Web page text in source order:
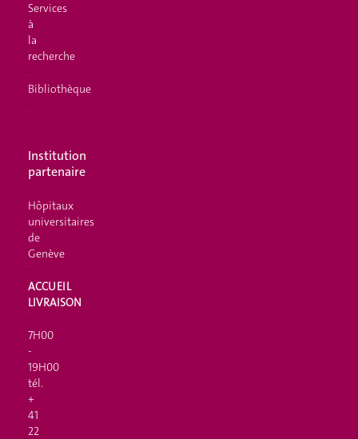
Services
à
la
recherche
Bibliothèque
Institution
partenaire
Hôpitaux
universitaires
de
Genève
ACCUEIL
LIVRAISON
7H00
-
19H00
tél.
+
41
22